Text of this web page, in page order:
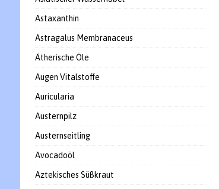
Astaxanthin
Astragalus Membranaceus
Ätherische Öle
Augen Vitalstoffe
Auricularia
Austernpilz
Austernseitling
Avocadoöl
Aztekisches Süßkraut